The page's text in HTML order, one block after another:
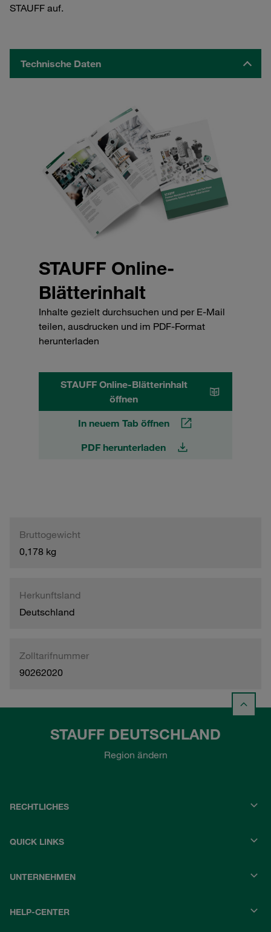
STAUFF auf.
Technische Daten
STAUFF Online-
Blätterinhalt
Inhalte gezielt durchsuchen und per E-Mail
teilen, ausdrucken und im PDF-Format
herunterladen
STAUFF Online-Blätterinhalt
öffnen
In neuem Tab öffnen
PDF herunterladen
Bruttogewicht
0,178 kg
Herkunftsland
Deutschland
Zolltarifnummer
90262020
STAUFF DEUTSCHLAND
Region ändern
RECHTLICHES
QUICK LINKS
UNTERNEHMEN
HELP-CENTER